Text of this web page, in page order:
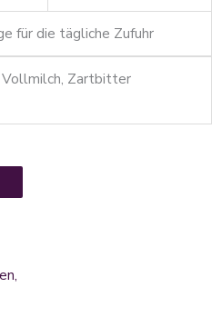
für die tägliche Zufuhr
Vollmilch, Zartbitter